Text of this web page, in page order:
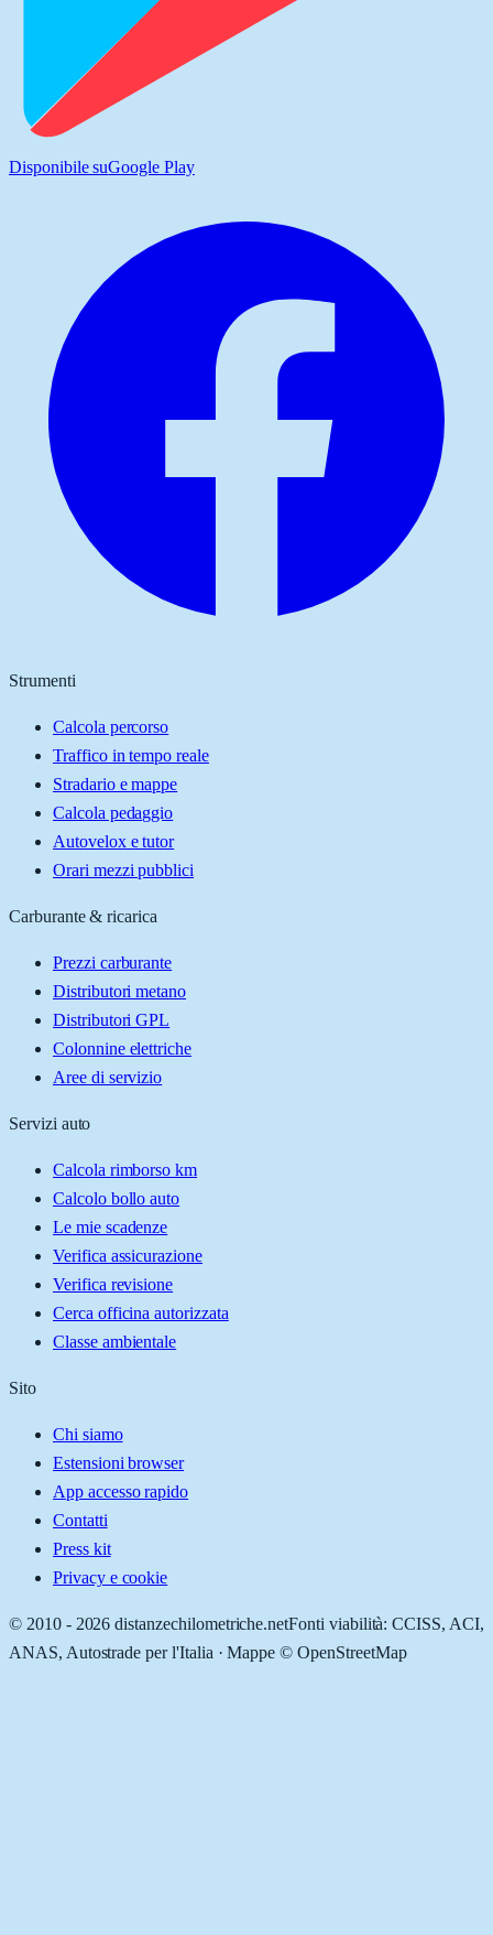
Disponibile suGoogle Play
Strumenti
Calcola percorso
Traffico in tempo reale
Stradario e mappe
Calcola pedaggio
Autovelox e tutor
Orari mezzi pubblici
Carburante & ricarica
Prezzi carburante
Distributori metano
Distributori GPL
Colonnine elettriche
Aree di servizio
Servizi auto
Calcola rimborso km
Calcolo bollo auto
Le mie scadenze
Verifica assicurazione
Verifica revisione
Cerca officina autorizzata
Classe ambientale
Sito
Chi siamo
Estensioni browser
App accesso rapido
Contatti
Press kit
Privacy e cookie
© 2010 - 2026 distanzechilometriche.netFonti viabilità: CCISS, ACI,
ANAS, Autostrade per l'Italia · Mappe © OpenStreetMap